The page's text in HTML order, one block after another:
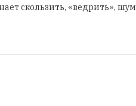
скользить, «ведрить»,